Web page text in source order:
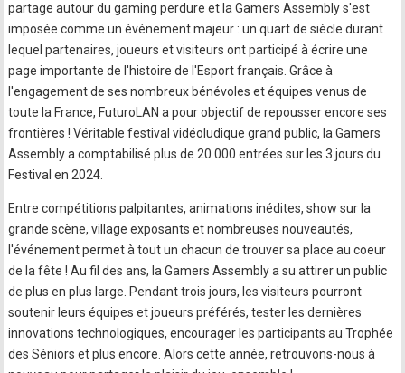
partage autour du gaming perdure et la Gamers Assembly s'est
imposée comme un événement majeur : un quart de siècle durant
lequel partenaires, joueurs et visiteurs ont participé à écrire une
page importante de l'histoire de l'Esport français. Grâce à
l'engagement de ses nombreux bénévoles et équipes venus de
toute la France, FuturoLAN a pour objectif de repousser encore ses
frontières ! Véritable festival vidéoludique grand public, la Gamers
Assembly a comptabilisé plus de 20 000 entrées sur les 3 jours du
Festival en 2024.
Entre compétitions palpitantes, animations inédites, show sur la
grande scène, village exposants et nombreuses nouveautés,
l'événement permet à tout un chacun de trouver sa place au coeur
de la fête ! Au fil des ans, la Gamers Assembly a su attirer un public
de plus en plus large. Pendant trois jours, les visiteurs pourront
soutenir leurs équipes et joueurs préférés, tester les dernières
innovations technologiques, encourager les participants au Trophée
des Séniors et plus encore. Alors cette année, retrouvons-nous à